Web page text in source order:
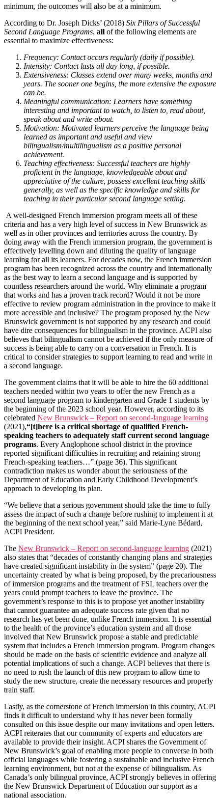
minimum, the outcomes will also be at a minimum.
According to Dr. Joseph Dicks’ (2018) Six Pillars of Successful
Second Language Programs, all of the following elements are
essential to maximize effectiveness:
Frequency: Contact occurs regularly (daily if possible).
Intensity: Contact lasts all day long, if possible.
Extensiveness: Classes extend over many weeks, months and
years. The sooner one begins, the more extensive the exposure
can be.
Meaningful communication: Learners have something
interesting and important to watch, to listen to, read about,
speak about and write about.
Motivation: Motivated learners perceive the language being
learned as important and useful and view
bilingualism/multilingualism as a positive personal
achievement.
Teaching effectiveness: Successful teachers are highly
proficient in the language, knowledgeable about and
appreciative of the culture, possess excellent teaching skills
generally, as well as the specific knowledge and skills for
teaching in their particular second language setting.
A well-designed French immersion program meets all of these
criteria and has a very high level of success in New Brunswick as
well as in other provinces and territories across the country. By
doing away with the French immersion program, the government is
effectively levelling down and diluting the quality of language
learning for all its learners. For decades now, the French immersion
program has been recognized across the country and internationally
as the best way to learn a second language and is supported by
countless researchers around the world. Why eliminate a program
that works and has a proven track record? Would it not be more
effective to review program administration in the province to make it
more accessible and inclusive? The program proposed by the New
Brunswick government is not supported by any research and could
have dire consequences for bilingualism in the province. ACPI also
believes that bilingualism cannot be achieved if the only measure of
success is being able to carry on a conversation in French. It is
critical to consider strategies to support learning to read and write in
a second language.
The government claims that it will be able to hire the 60 additional
teachers needed within two years to offer the new French as a
second language program to kindergarten and Grade 1 students by
the beginning of the 2023 school year. However, according to its
celebrated New Brunswick – Report on second-language learning
(2021),“[t]here is a critical shortage of qualified French-
speaking teachers to adequately staff current second language
programs. Every Anglophone school district in the province
reported significant difficulties in recruiting and retaining strong
French-speaking teachers…” (page 36). This significant
contradiction makes us wonder about the seriousness of the
Department of Education and Early Childhood Development’s
approach to developing its plan.
“We believe that a serious government should take the time to fully
assess the impact of such a change before rushing to implement it at
the beginning of the next school year,” said Marie-Lyne Bédard,
ACPI President.
The New Brunswick – Report on second-language learning (2021)
also states that “decades of constantly changing plans and strategies
have created significant instability in the system” (page 20). The
uncertainty created by what is being proposed, by the precariousness
of immersion programs and the treatment of FSL teachers over the
years could prompt teachers to leave the province. The
government’s response to this is to propose yet another instability
that cannot guarantee an adequate success rate given that no
research has yet been done, unlike French immersion. It is essential
to the health of the province’s education system and all those
involved that New Brunswick propose a stable and predictable
system that includes a French immersion program. Program changes
should be made on the basis of scientific evidence and analyze all
potential implications of such a change. ACPI believes that there is
no need to rush the launch of this new program to allow time to
study the new structure, create the necessary resources and properly
train staff.
Lastly, as the cornerstone of French immersion in this country, ACPI
finds it difficult to understand why it has never been formally
consulted on this issue despite our many invitations and open letters.
ACPI reiterates that our community of experts and educators are
available to provide their insight. ACPI shares the Government of
New Brunswick’s goal of enabling more people to converse in both
official languages while fostering a sustainable and inclusive French
learning environment, but not at the expense of bilingualism. As
Canada’s only bilingual province, ACPI strongly believes in offering
the New Brunswick Department of Education our support as a
national association.